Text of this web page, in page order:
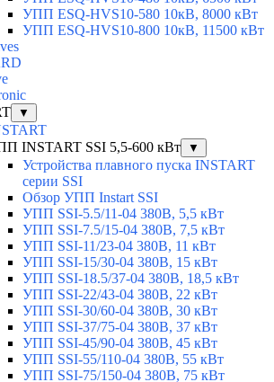
УПП ESQ-HVS10-580 10кВ, 8000 кВт
УПП ESQ-HVS10-800 10кВ, 11500 кВт
▼
INSTART SSI 5,5-600 кВт
▼
Устройства плавного пуска INSTART
серии SSI
Обзор УПП Instart SSI
УПП SSI-5.5/11-04 380В, 5,5 кВт
УПП SSI-7.5/15-04 380В, 7,5 кВт
УПП SSI-11/23-04 380В, 11 кВт
УПП SSI-15/30-04 380В, 15 кВт
УПП SSI-18.5/37-04 380В, 18,5 кВт
УПП SSI-22/43-04 380В, 22 кВт
УПП SSI-30/60-04 380В, 30 кВт
УПП SSI-37/75-04 380В, 37 кВт
УПП SSI-45/90-04 380В, 45 кВт
УПП SSI-55/110-04 380В, 55 кВт
УПП SSI-75/150-04 380В, 75 кВт